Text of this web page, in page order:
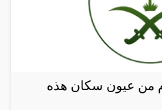
من عيون سكان هذه